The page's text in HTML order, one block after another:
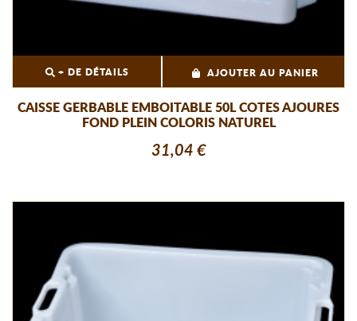
+ DE DÉTAILS AJOUTER AU PANIER
CAISSE GERBABLE EMBOITABLE 50L COTES AJOURES
FOND PLEIN COLORIS NATUREL
31,04 €